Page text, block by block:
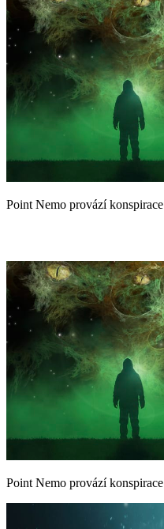
Point Nemo provází konspirace
Point Nemo provází konspirace